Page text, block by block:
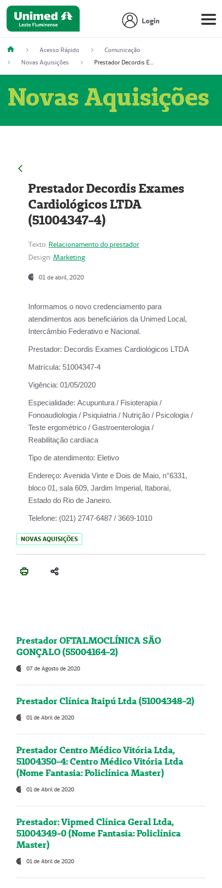
Login
Acesso Rápido
Comunicação
Novas Aquisições
Prestador Decordis Exames Cardiológicos LTDA (51004347-4)
Novas Aquisições
Prestador Decordis Exames
Cardiológicos LTDA
(51004347-4)
Texto: Relacionamento do prestador
Design: Marketing
01 de abril, 2020
Informamos o novo credenciamento para
atendimentos aos beneficiários da Unimed Local,
Intercâmbio Federativo e Nacional.
Prestador: Decordis Exames Cardiológicos LTDA
Matrícula: 51004347-4
Vigência: 01/05/2020
Especialidade: Acupuntura / Fisioterapia /
Fonoaudiologia / Psiquiatria / Nutrição / Psicologia /
Teste ergométrico / Gastroenterologia /
Reabilitação cardíaca
Tipo de atendimento: Eletivo
Endereço: Avenida Vinte e Dois de Maio, n°6331,
bloco 01, sala 609, Jardim Imperial, Itaboraí,
Estado do Rio de Janeiro.
Telefone: (021) 2747-6487 / 3669-1010
NOVAS AQUISIÇÕES
Prestador OFTALMOCLÍNICA SÃO
GONÇALO (55004164-2)
07 de Agosto de 2020
Prestador Clínica Itaipú Ltda (51004348-2)
01 de Abril de 2020
Prestador Centro Médico Vitória Ltda,
51004350-4: Centro Médico Vitória Ltda
(Nome Fantasia: Policlínica Master)
01 de Abril de 2020
Prestador: Vipmed Clínica Geral Ltda,
51004349-0 (Nome Fantasia: Policlínica
Master)
01 de Abril de 2020